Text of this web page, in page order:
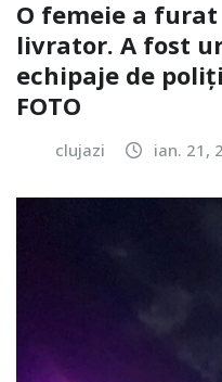
O femeie a
livrator. A fost
echipaje de
FOTO
clujazi ian. 21,